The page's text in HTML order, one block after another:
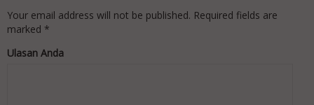
Your email address will not be published. Required fields are
marked *
Ulasan Anda